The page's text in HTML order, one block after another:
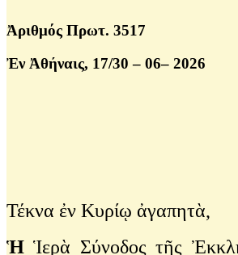
Ἀριθμός Πρωτ. 3517
Ἐν Ἀθήναις, 17/30 – 06– 2026
Τέκνα ἐν Κυρίῳ ἀγαπητὰ,
Ἡ Ἱερὰ Σύνοδος τῆς